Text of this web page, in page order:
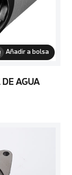
Añadir a bolsa
DE AGUA